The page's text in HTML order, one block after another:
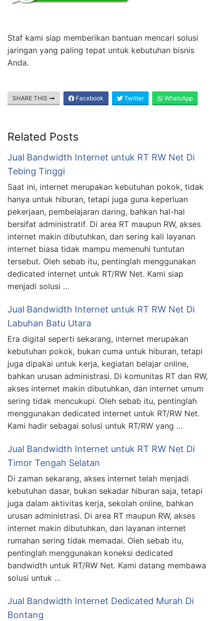
Staf kami siap memberikan bantuan mencari solusi
jaringan yang paling tepat untuk kebutuhan bisnis
Anda.
SHARE THIS Facebook Twitter WhatsApp
Related Posts
Jual Bandwidth Internet untuk RT RW Net Di
Tebing Tinggi
Saat ini, internet merupakan kebutuhan pokok, tidak
hanya untuk hiburan, tetapi juga guna keperluan
pekerjaan, pembelajaran daring, bahkan hal-hal
bersifat administratif. Di area RT maupun RW, akses
internet makin dibutuhkan, dan sering kali layanan
internet biasa tidak mampu memenuhi tuntutan
tersebut. Oleh sebab itu, pentinglah menggunakan
dedicated internet untuk RT/RW Net. Kami siap
menjadi solusi …
Jual Bandwidth Internet untuk RT RW Net Di
Labuhan Batu Utara
Era digital seperti sekarang, internet merupakan
kebutuhan pokok, bukan cuma untuk hiburan, tetapi
juga dipakai untuk kerja, kegiatan belajar online,
bahkan urusan administrasi. Di komunitas RT dan RW,
akses internet makin dibutuhkan, dan internet umum
sering tidak mencukupi. Oleh sebab itu, pentinglah
menggunakan dedicated internet untuk RT/RW Net.
Kami hadir sebagai solusi untuk RT/RW yang …
Jual Bandwidth Internet untuk RT RW Net Di
Timor Tengah Selatan
Di zaman sekarang, akses internet telah menjadi
kebutuhan dasar, bukan sekadar hiburan saja, tetapi
juga dalam aktivitas kerja, sekolah online, bahkan
urusan administrasi. Di area RT maupun RW, akses
internet makin dibutuhkan, dan layanan internet
rumahan sering tidak memadai. Oleh sebab itu,
pentinglah menggunakan koneksi dedicated
bandwidth untuk RT/RW Net. Kami datang membawa
solusi untuk …
Jual Bandwidth Internet Dedicated Murah Di
Bontang